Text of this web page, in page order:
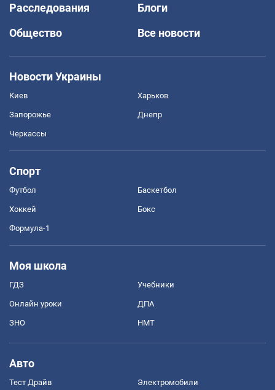
Расследования
Блоги
Общество
Все новости
Новости Украины
Киев Харьков
Запорожье Днепр
Черкассы
Спорт
Футбол Баскетбол
Хоккей Бокс
Формула-1
Моя школа
ГДЗ Учебники
Онлайн уроки ДПА
ЗНО НМТ
Авто
Тест Драйв Электромобили